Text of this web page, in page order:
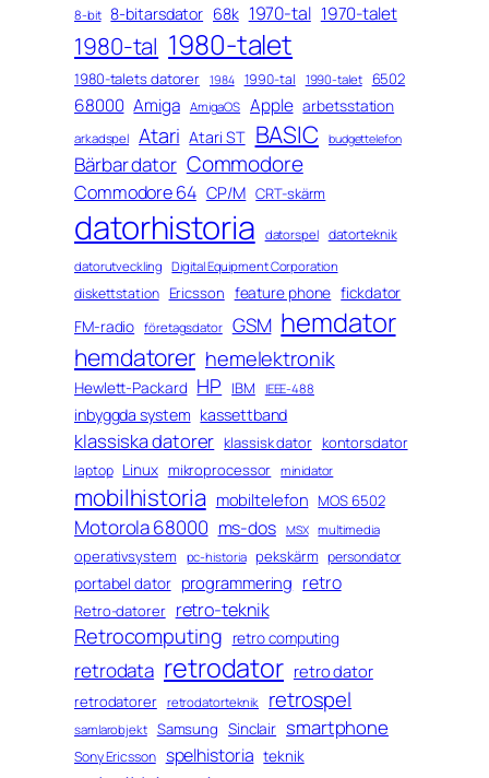
8-bit 8-bitarsdator 68k 1970-tal 1970-talet
1980-tal 1980-talet
1980-talets datorer 1984 1990-tal 1990-talet 6502
68000 Amiga AmigaOS Apple arbetsstation
arkadspel Atari Atari ST BASIC budgettelefon
Bärbar dator Commodore
Commodore 64 CP/M CRT-skärm
datorhistoria datorspel datorteknik
datorutveckling Digital Equipment Corporation
diskettstation Ericsson feature phone fickdator
FM-radio
företagsdator GSM hemdator
hemdatorer hemelektronik
Hewlett-Packard HP IBM IEEE-488
inbyggda system kassettband
klassiska datorer klassisk dator kontorsdator
laptop Linux mikroprocessor minidator
mobilhistoria mobiltelefon MOS 6502
Motorola 68000 ms-dos MSX multimedia
operativsystem pc-historia pekskärm persondator
portabel dator programmering retro
Retro-datorer retro-teknik
Retrocomputing retro computing
retrodata retrodator retro dator
retrodatorer retrodatorteknik retrospel
samlarobjekt Samsung Sinclair smartphone
Sony Ericsson spelhistoria teknik